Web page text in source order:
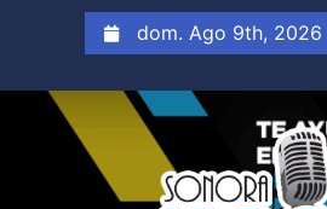
dom. Ago 9th, 2026